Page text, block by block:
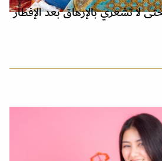
لا تشعري بالإرهاق بعد الإفطار